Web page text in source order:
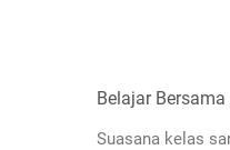
Belajar
Suasana kelas